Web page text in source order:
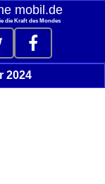
mobil.de
die Kraft des Mondes
2024